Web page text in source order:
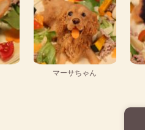
マーサちゃん